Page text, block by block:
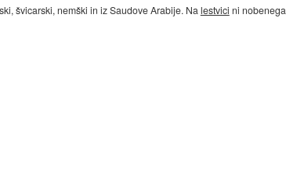
švicarski, nemški in iz Saudove Arabije. Na lestvici ni nobenega